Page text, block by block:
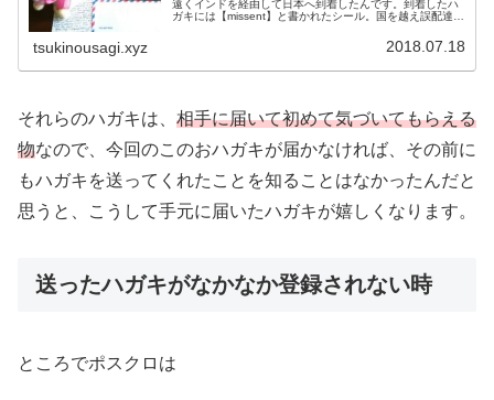
遠くインドを経由して日本へ到着したんです。到着したハ
ガキには【missent】と書かれたシール。国を越え誤配達さ
tsukinousagi.xyz 2018.07.18
それらのハガキは、 相手に届いて初めて気づいてもらえる
物なので、今回のこのおハガキが届かなければ、その前に
もハガキを送ってくれたことを知ることはなかったんだと
思うと、こうして手元に届いたハガキが嬉しくなります。
送ったハガキがなかなか登録されない時
ところでポスクロは